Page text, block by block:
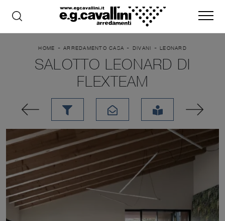
HOME - ARREDAMENTO CASA - DIVANI - LEONARD
SALOTTO LEONARD DI
FLEXTEAM